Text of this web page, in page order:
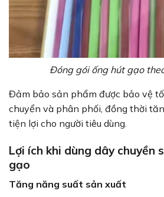
Đóng gói ống hút gạo
Đảm bảo sản phẩm được bảo vệ
chuyển và phân phối, đồng thời
tiện lợi cho người tiêu dùng.
Lợi ích khi dùng dây chuyền
gạo
Tăng năng suất sản xuất